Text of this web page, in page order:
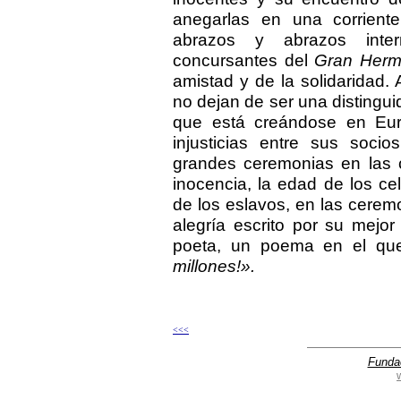
anegarlas en una
abrazos y abrazos
concursantes del Gran
amistad y de la
no dejan de ser una
que está creándose en
injusticias entre sus
grandes ceremonias en
inocencia, la edad de los
de los eslavos, en las
alegría escrito por su
poeta, un poema en el
millones!».
<<<